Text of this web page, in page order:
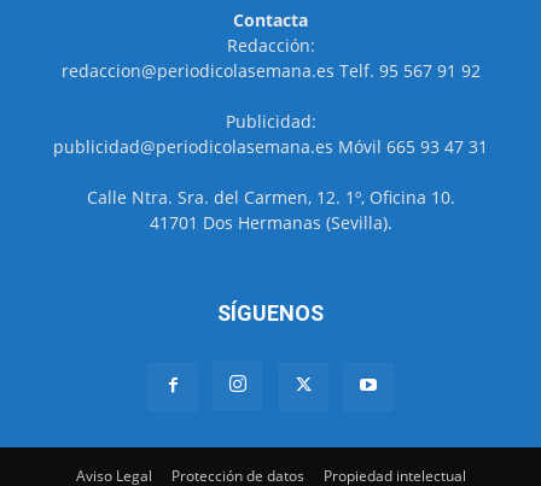
Contacta
Redacción:
redaccion@periodicolasemana.es Telf. 95 567 91 92
Publicidad:
publicidad@periodicolasemana.es Móvil 665 93 47 31
Calle Ntra. Sra. del Carmen, 12. 1º, Oficina 10.
41701 Dos Hermanas (Sevilla).
SÍGUENOS
Aviso Legal Protección de datos Propiedad intelectual